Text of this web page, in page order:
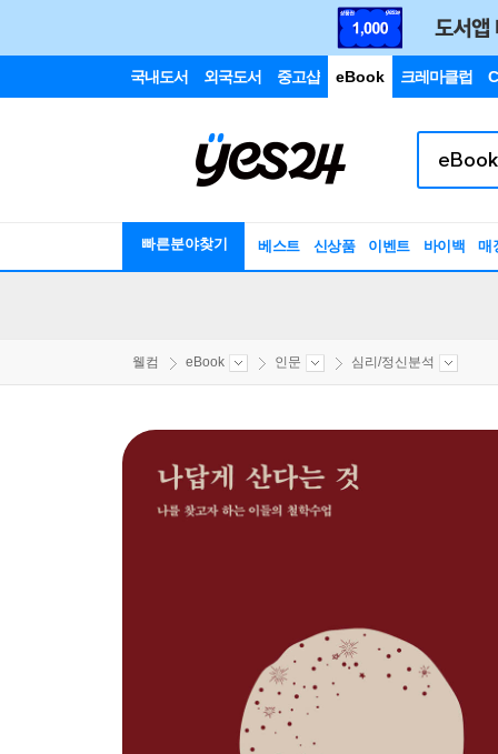
국내도서 외국도서 중고샵 eBook 크레마클럽
빠른분야찾기 베스트 신상품 이벤트 바이백 매
웰컴 eBook 인문 심리/정신분석